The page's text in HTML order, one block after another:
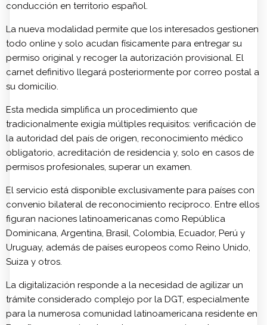
conducción en territorio español.
La nueva modalidad permite que los interesados gestionen
todo online y solo acudan físicamente para entregar su
permiso original y recoger la autorización provisional. El
carnet definitivo llegará posteriormente por correo postal a
su domicilio.
Esta medida simplifica un procedimiento que
tradicionalmente exigía múltiples requisitos: verificación de
la autoridad del país de origen, reconocimiento médico
obligatorio, acreditación de residencia y, solo en casos de
permisos profesionales, superar un examen.
El servicio está disponible exclusivamente para países con
convenio bilateral de reconocimiento recíproco. Entre ellos
figuran naciones latinoamericanas como República
Dominicana, Argentina, Brasil, Colombia, Ecuador, Perú y
Uruguay, además de países europeos como Reino Unido,
Suiza y otros.
La digitalización responde a la necesidad de agilizar un
trámite considerado complejo por la DGT, especialmente
para la numerosa comunidad latinoamericana residente en